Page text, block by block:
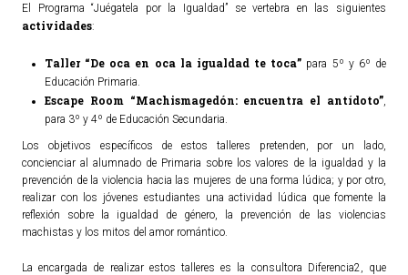
Centros Sociales y Asistenciales
Transportes
Empleo y Seguridad Social
Seguridad
Servicios Comarcales
Servicios Provinciales
TURISMO
Historia
El Programa “Juégatela por la Igualdad” se vertebra en las siguientes
actividades:
Taller “De oca en oca la igualdad te toca” para 5º y 6º de
Educación Primaria.
Escape Room “Machismagedón: encuentra el antídoto”,
para 3º y 4º de Educación Secundaria.
Los objetivos específicos de estos talleres pretenden, por un lado,
concienciar al alumnado de Primaria sobre los valores de la igualdad y la
prevención de la violencia hacia las mujeres de una forma lúdica; y por otro,
realizar con los jóvenes estudiantes una actividad lúdica que fomente la
reflexión sobre la igualdad de género, la prevención de las violencias
machistas y los mitos del amor romántico.
La encargada de realizar estos talleres es la consultora Diferencia2, que